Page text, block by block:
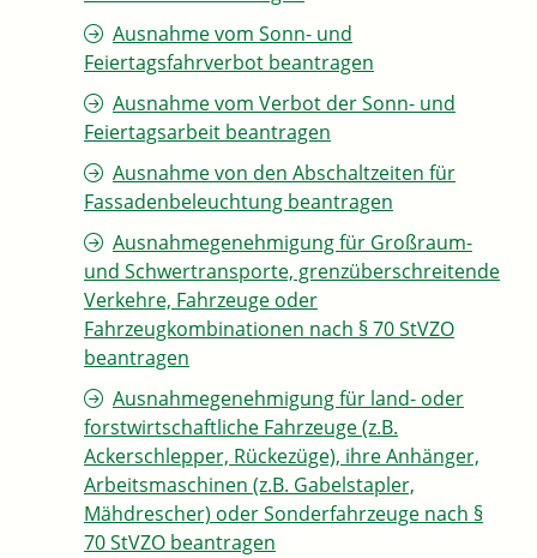
Ausnahme vom Sonn- und
Feiertagsfahrverbot beantragen
Ausnahme vom Verbot der Sonn- und
Feiertagsarbeit beantragen
Ausnahme von den Abschaltzeiten für
Fassadenbeleuchtung beantragen
Ausnahmegenehmigung für Großraum-
und Schwertransporte, grenzüberschreitende
Verkehre, Fahrzeuge oder
Fahrzeugkombinationen nach § 70 StVZO
beantragen
Ausnahmegenehmigung für land- oder
forstwirtschaftliche Fahrzeuge (z.B.
Ackerschlepper, Rückezüge), ihre Anhänger,
Arbeitsmaschinen (z.B. Gabelstapler,
Mähdrescher) oder Sonderfahrzeuge nach §
70 StVZO beantragen